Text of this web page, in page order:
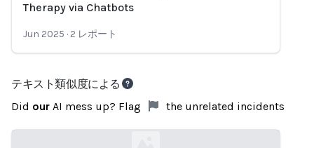
Therapy via Chatbots
Jun 2025 · 2 レポート
テキスト類似度による
Did our AI mess up? Flag the unrelated incidents